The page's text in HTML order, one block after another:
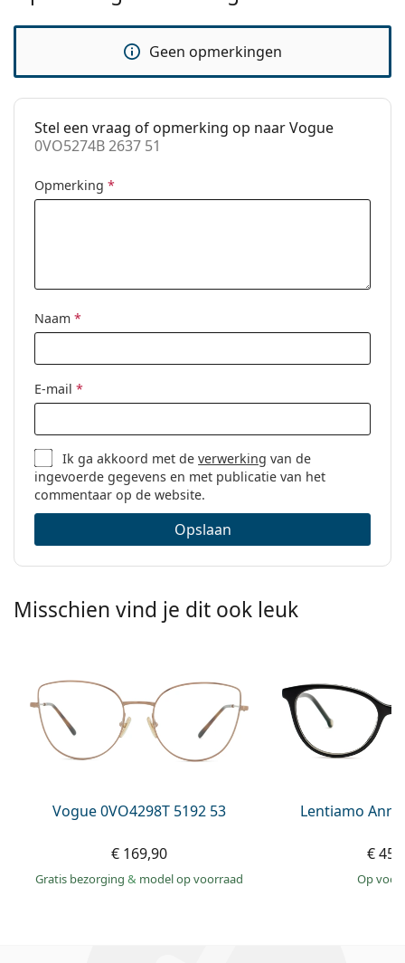
pads:
Reinigingsdoekje:
Overig
Geslacht:
Categorie:
Brillen
Geen opmerkingen
Stel een vraag of opmerking op naar Vogue
0VO5274B 2637 51
Opmerking *
Naam *
E-mail *
Ik ga akkoord met deverwerking van de
ingevoerde gegevens en met publicatie van het
commentaar op de website.
Opslaan
Misschien vind je dit ook leuk
Vogue 0VO4298T 5192 53
€ 169,90
Gratis bezorging& model op voorraad
Lentiamo
€
op